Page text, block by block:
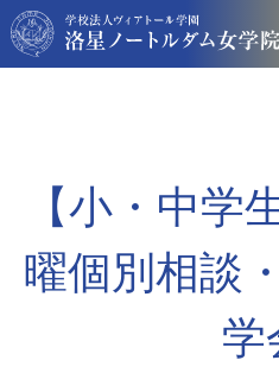
保護者の方へ
卒業生の方へ
【小・中
曜個別相談
学